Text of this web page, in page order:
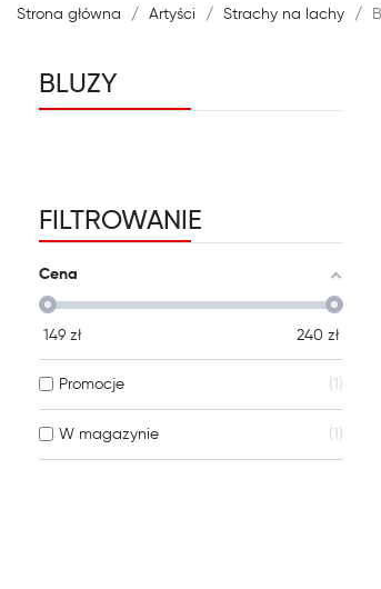
Strona główna Artyści Strachy na lachy
BLUZY
FILTROWANIE
Cena
149 zł 240 zł
Promocje
W magazynie